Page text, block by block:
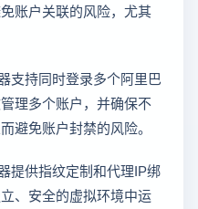
账户关联的风险，尤其
支持同时登录多个阿里巴
理多个账户，并确保不
避免账户封禁的风险。
提供指纹定制和代理IP绑
、安全的虚拟环境中运